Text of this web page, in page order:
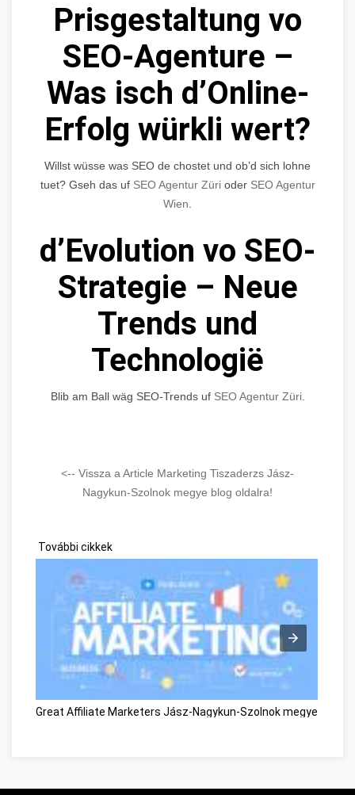
Prisgestaltung vo
SEO-Agenture –
Was isch d’Online-
Erfolg würkli wert?
Willst wüsse was SEO de chostet und ob’d sich lohne
tuet? Gseh das uf SEO Agentur Zürioder SEO Agentur
Wien
d’Evolution vo SEO-
Strategie – Neue
Trends und
Technologië
Blib am Ball wäg SEO-Trends uf SEO Agentur Züri.
<-- Vissza a Article Marketing Tiszaderzs Jász-
Nagykun-Szolnok megye blog oldalra!
További cikkek
Great Affiliate Marketers Jász-Nagykun-Szolnok megye